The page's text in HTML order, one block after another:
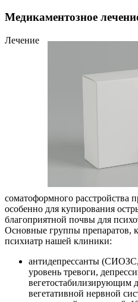
Медикаментозное
Лечение
соматоформного
особенно для купирования
благоприятной почвы для
Основные группы препаратов,
психиатр нашей клиники:
антидепрессанты
уровень тревоги,
вегетостабилизирующим
вегетативной нервной